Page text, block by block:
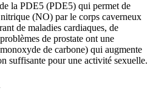
la PDE5 (PDE5) qui permet de
(NO) par le corps caverneux
de maladies cardiaques, de
de prostate ont une
de carbone) qui augmente
suffisante pour une activité sexuelle.